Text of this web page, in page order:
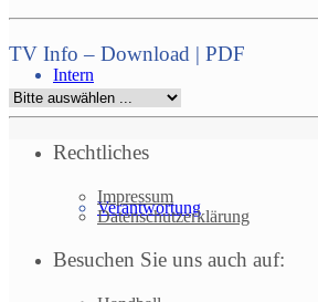
Intern
Verantwortung
TV Info – Download | PDF
Rechtliches
Impressum
Datenschutzerklärung
Besuchen Sie uns auch auf: